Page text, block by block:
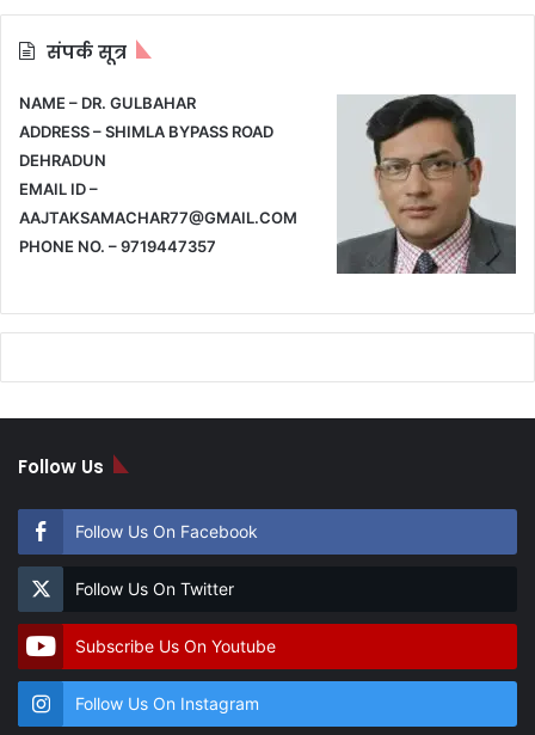
संपर्क सूत्र
NAME – DR. GULBAHAR
ADDRESS – SHIMLA BYPASS ROAD
DEHRADUN
EMAIL ID –
AAJTAKSAMACHAR77@GMAIL.COM
PHONE NO. – 9719447357
Follow Us
Follow Us On Facebook
Follow Us On Twitter
Subscribe Us On Youtube
Follow Us On Instagram